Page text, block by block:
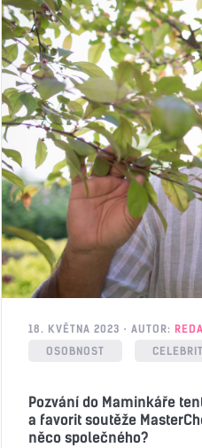
18. KVĚTNA 2023 AUTOR:
OSOBNOST
Pozvání do Maminkáře
a favorit soutěže
něco společného?